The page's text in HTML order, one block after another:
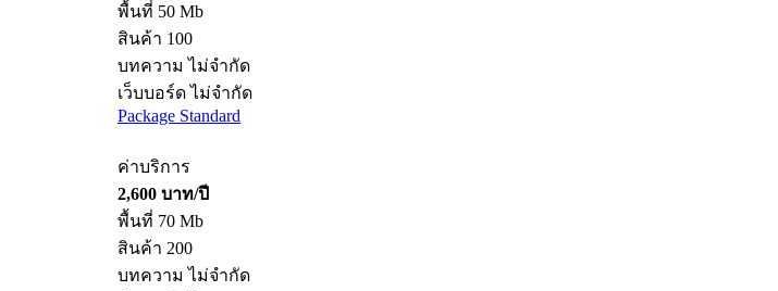
พื้นที่ 50 Mb
สินค้า 100
บทความ ไม่จำกัด
เว็บบอร์ด ไม่จำกัด
Package Standard
ค่าบริการ
2,600 บาท/ปี
พื้นที่ 70 Mb
สินค้า 200
บทความ ไม่จำกัด